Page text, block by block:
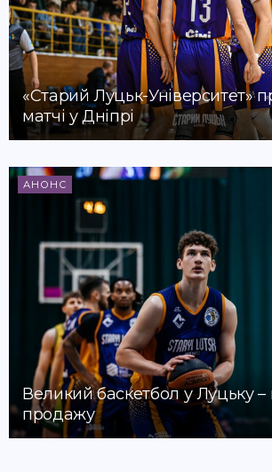
«Старий Луцьк-Університет»
матчі у Дніпрі
АНОНС
Великий баскетбол у Луцьку
продажу